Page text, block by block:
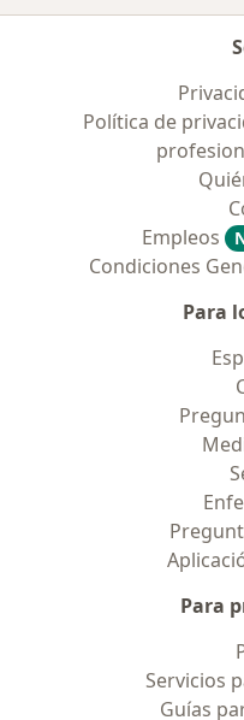
Política de
Empleos
Condiciones
Para
Para
Servicios
Guías